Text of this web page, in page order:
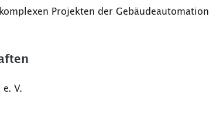
Projekten der Gebäudeautomation
V.